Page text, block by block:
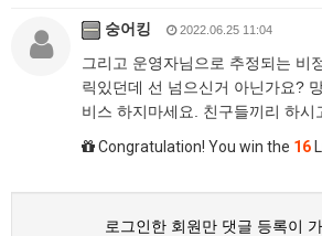
숭어킹 2022.06.25 11:04
그리고 운영자님으로 추정되는 비
릭있던데 선 넘으신거 아닌가요?
비스 하지마세요. 친구들끼리 하시
Congratulation! You win the 16
로그인한 회원만 댓글 등록이